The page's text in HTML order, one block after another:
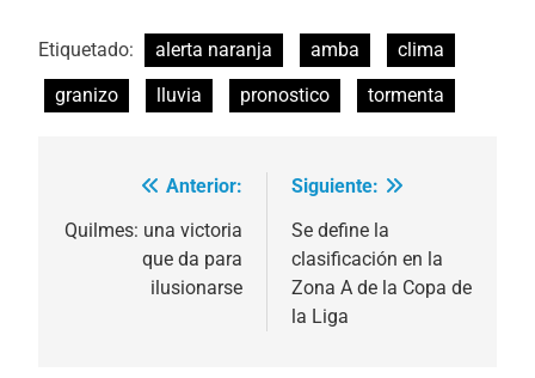
Etiquetado: alerta naranja amba
clima
granizo
lluvia pronostico tormenta
Navegación
de
entradas
Anterior:
Quilmes: una victoria
que da para
ilusionarse
Siguiente:
Se define la
clasificación en la
Zona A de la Copa de
la Liga